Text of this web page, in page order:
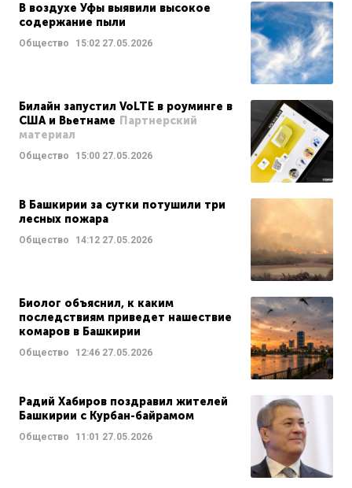
В воздухе Уфы выявили высокое
содержание пыли
Общество 15:02 27.05.2026
Билайн запустил VoLTE в роуминге в
США и Вьетнаме Партнерский
материал
Общество 15:00 27.05.2026
В Башкирии за сутки потушили три
лесных пожара
Общество 14:12 27.05.2026
Биолог объяснил, к каким
последствиям приведет нашествие
комаров в Башкирии
Общество 12:46 27.05.2026
Радий Хабиров поздравил жителей
Башкирии с Курбан-байрамом
Общество 11:01 27.05.2026